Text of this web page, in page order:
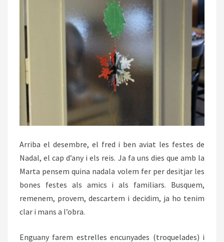
Arriba el desembre, el fred i ben aviat les festes de
Nadal, el cap d’any i els reis. Ja fa uns dies que amb la
Marta pensem quina nadala volem fer per desitjar les
bones festes als amics i als familiars. Busquem,
remenem, provem, descartem i decidim, ja ho tenim
clar i mans a l’obra.
Enguany farem estrelles encunyades (troquelades) i